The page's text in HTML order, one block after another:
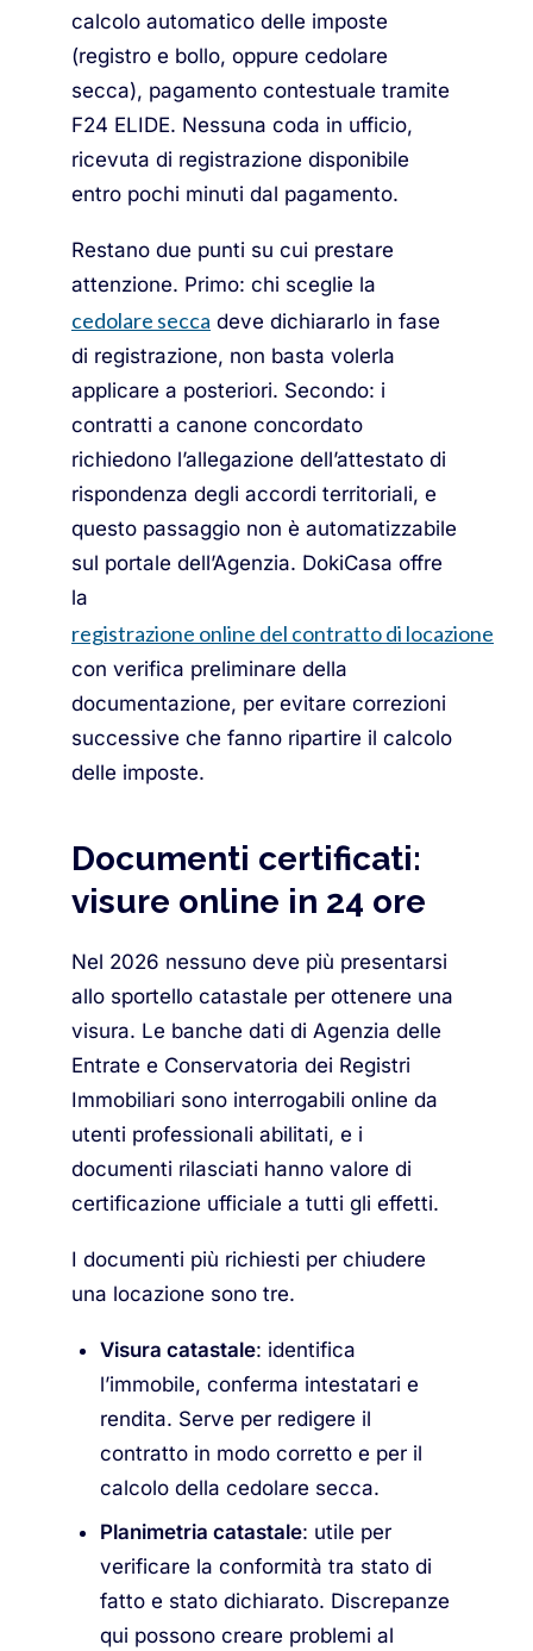
calcolo automatico delle imposte
(registro e bollo, oppure cedolare
secca), pagamento contestuale tramite
F24 ELIDE. Nessuna coda in ufficio,
ricevuta di registrazione disponibile
entro pochi minuti dal pagamento.
Restano due punti su cui prestare
attenzione. Primo: chi sceglie la
cedolare secca deve dichiararlo in fase
di registrazione, non basta volerla
applicare a posteriori. Secondo: i
contratti a canone concordato
richiedono l’allegazione dell’attestato di
rispondenza degli accordi territoriali, e
questo passaggio non è automatizzabile
sul portale dell’Agenzia. DokiCasa offre
la
registrazione online del contratto di locazione
con verifica preliminare della
documentazione, per evitare correzioni
successive che fanno ripartire il calcolo
delle imposte.
Documenti certificati:
visure online in 24 ore
Nel 2026 nessuno deve più presentarsi
allo sportello catastale per ottenere una
visura. Le banche dati di Agenzia delle
Entrate e Conservatoria dei Registri
Immobiliari sono interrogabili online da
utenti professionali abilitati, e i
documenti rilasciati hanno valore di
certificazione ufficiale a tutti gli effetti.
I documenti più richiesti per chiudere
una locazione sono tre.
Visura catastale: identifica
l’immobile, conferma intestatari e
rendita. Serve per redigere il
contratto in modo corretto e per il
calcolo della cedolare secca.
Planimetria catastale: utile per
verificare la conformità tra stato di
fatto e stato dichiarato. Discrepanze
qui possono creare problemi al